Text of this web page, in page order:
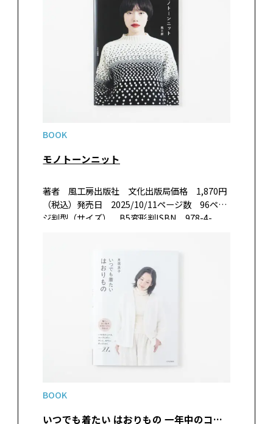
BOOK
モノトーンニット
著者 風工房出版社 文化出版局価格 1,870円
（税込）発売日 2025/10/11ページ数 96ペー
ジ判型（サイズ） B5変形判ISBN 978-4-
BOOK
いつでも着たい はおりもの 一年中のコート、カーディガン、マント、ガウン、ボレロ etc.……27点